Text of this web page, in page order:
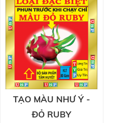
TẠO MÀU NHƯ Ý -
ĐỎ RUBY